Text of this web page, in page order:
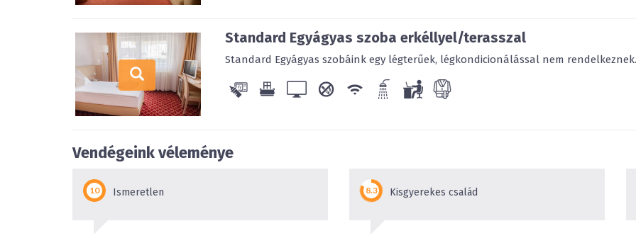
Standard Egyágyas szoba erkéllyel/terasszal
Standard Egyágyas szobáink egy légterűek, légkondicionálással nem
Vendégeink véleménye
Ismeretlen Kisgyerekes család